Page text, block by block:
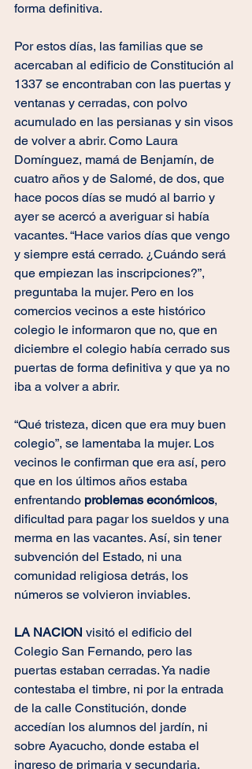
forma definitiva.
Por estos días, las familias que se
acercaban al edificio de Constitución al
1337 se encontraban con las puertas y
ventanas y cerradas, con polvo
acumulado en las persianas y sin visos
de volver a abrir. Como Laura
Domínguez, mamá de Benjamín, de
cuatro años y de Salomé, de dos, que
hace pocos días se mudó al barrio y
ayer se acercó a averiguar si había
vacantes. “Hace varios días que vengo
y siempre está cerrado. ¿Cuándo será
que empiezan las inscripciones?”,
preguntaba la mujer. Pero en los
comercios vecinos a este histórico
colegio le informaron que no, que en
diciembre el colegio había cerrado sus
puertas de forma definitiva y que ya no
iba a volver a abrir.
“Qué tristeza, dicen que era muy buen
colegio”, se lamentaba la mujer. Los
vecinos le confirman que era así, pero
que en los últimos años estaba
enfrentando problemas económicos,
dificultad para pagar los sueldos y una
merma en las vacantes. Así, sin tener
subvención del Estado, ni una
comunidad religiosa detrás, los
números se volvieron inviables.
LA NACION visitó el edificio del
Colegio San Fernando, pero las
puertas estaban cerradas. Ya nadie
contestaba el timbre, ni por la entrada
de la calle Constitución, donde
accedían los alumnos del jardín, ni
sobre Ayacucho, donde estaba el
ingreso de primaria y secundaria.